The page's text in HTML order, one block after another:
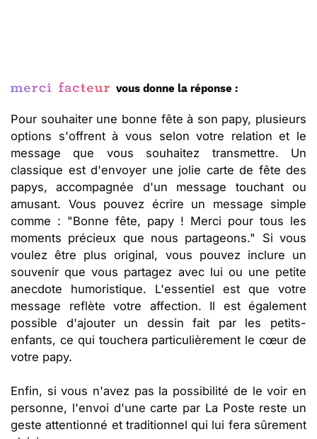
vous donne la réponse :
Pour souhaiter une bonne fête à son papy, plusieurs
options s'offrent à vous selon votre relation et le
message que vous souhaitez transmettre. Un
classique est d'envoyer une jolie carte de fête des
papys, accompagnée d'un message touchant ou
amusant. Vous pouvez écrire un message simple
comme : "Bonne fête, papy ! Merci pour tous les
moments précieux que nous partageons." Si vous
voulez être plus original, vous pouvez inclure un
souvenir que vous partagez avec lui ou une petite
anecdote humoristique. L'essentiel est que votre
message reflète votre affection. Il est également
possible d'ajouter un dessin fait par les petits-
enfants, ce qui touchera particulièrement le cœur de
votre papy.
Enfin, si vous n'avez pas la possibilité de le voir en
personne, l'envoi d'une carte par La Poste reste un
geste attentionné et traditionnel qui lui fera sûrement